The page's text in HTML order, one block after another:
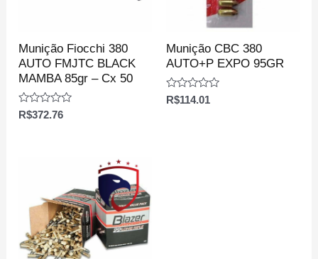
Munição Fiocchi 380
AUTO FMJTC BLACK
MAMBA 85gr – Cx 50
Avaliação
0
R$372.76
Munição CBC 380
AUTO+P EXPO 95GR
Avaliação
0
R$114.01